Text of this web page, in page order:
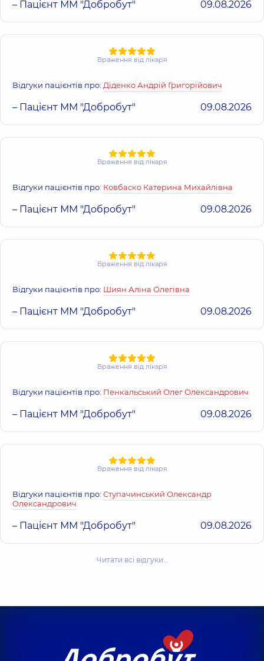
– Пацієнт ММ "Добробут" 09.08.2026
Враження від лікаря
Відгуки пацієнтів про: Діденко Андрій Григорійович
– Пацієнт ММ "Добробут" 09.08.2026
Враження від лікаря
Відгуки пацієнтів про: Ковбаско Катерина Михайлівна
– Пацієнт ММ "Добробут" 09.08.2026
Враження від лікаря
Відгуки пацієнтів про: Шиян Аліна Олегівна
– Пацієнт ММ "Добробут" 09.08.2026
Враження від лікаря
Відгуки пацієнтів про: Пенкальський Олег Олександрович
– Пацієнт ММ "Добробут" 09.08.2026
Враження від лікаря
Відгуки пацієнтів про: Ступачинський Олександр
Олександрович
– Пацієнт ММ "Добробут" 09.08.2026
Читати всі відгуки…